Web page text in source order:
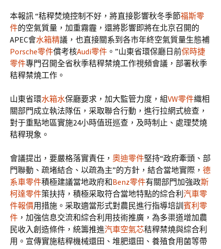
本報訊 “秸稈焚燒控制不好，將直接影響秋冬季節福斯零
件的空氣質量，加重霧霾，還將影響即將在北京召開的
APEC會水箱精議，也直接關系到各市年終空氣質量生態補
Porsche零件償考核Audi零件 。”山東省環保廳日前保時捷
零件專門召開全省秋季秸稈禁燒工作視頻會議，部署秋季
秸稈禁燒工作。
山東省環水箱水保廳要求，加大監管力度，組VW零件織相
關部門成立執法隊伍，采取聯合行動，進行拉網式檢查，
對于重點地區實施24小時值班巡查，及時制止、處理焚燒
秸稈現象。
會議提出，要嚴格落實責任， 奧迪零件堅持“政府牽頭、部
門聯動、疏堵結合、以疏為主”的方針，結合當地實際， 德
系車零件積極建議當地政府和Benz零件有關部門加強政斯
柯達零件策扶持，積極采取符合當地特點的綜合利 汽車零
件報價用措施。采取適當形式對農民進行指導培訓 賓利零
件 ，加強信息交流和綜合利用技術推廣，為多渠道增加農
民收入創造條件，統籌推進汽車空氣芯秸稈禁燒與綜合利
用。宣傳實施秸稈機械還田、堆肥還田、養殖食用菌等帶